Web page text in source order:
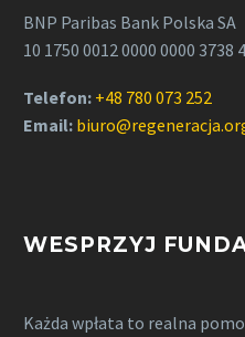
BNP Paribas Bank Polska SA
10 1750 0012 0000 0000 3738
Telefon: +48 780 073 252
Email:
WESPRZYJ
Każda wpłata to realna